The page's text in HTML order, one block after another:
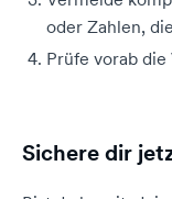
oder Zahlen,
Prüfe vorab die
Sichere dir